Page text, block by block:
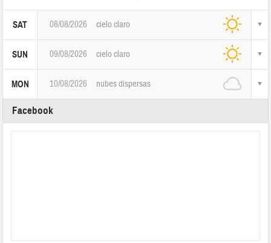
SAT 08/08/2026 cielo claro
SUN 09/08/2026 cielo claro
MON 10/08/2026 nubes dispersas
Facebook